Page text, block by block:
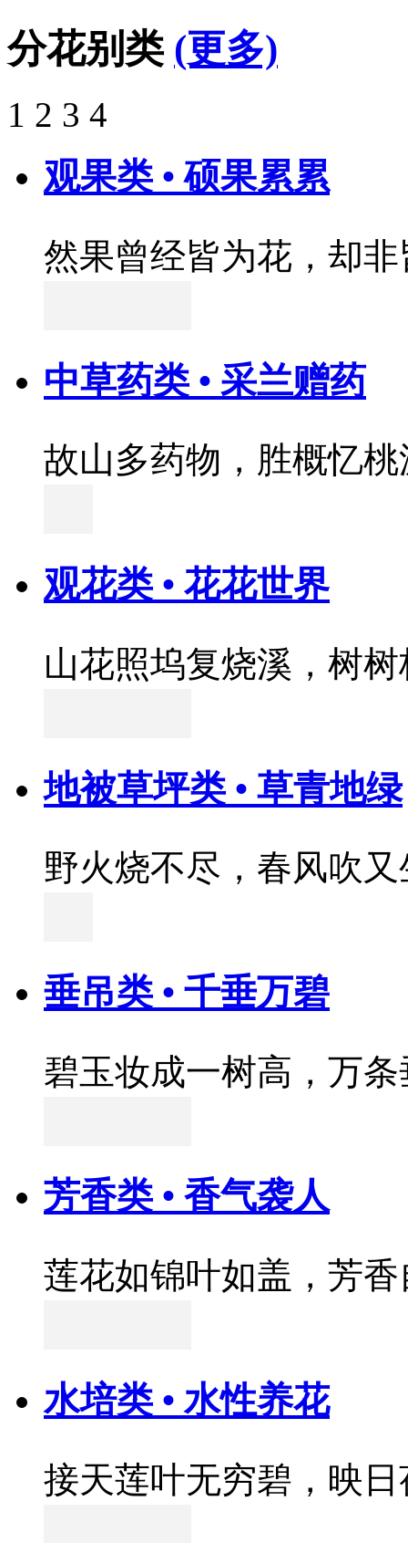
分花别类 (更多)
1 2 3 4
观果类 • 硕果累累
然果曾经皆为花，却
中草药类 • 采兰赠药
故山多药物，胜概忆桃
观花类 • 花花世界
山花照坞复烧溪，树
地被草坪类 • 草青地绿
野火烧不尽，春风吹又
垂吊类 • 千垂万碧
碧玉妆成一树高，万
芳香类 • 香气袭人
莲花如锦叶如盖，芳
水培类 • 水性养花
接天莲叶无穷碧，映